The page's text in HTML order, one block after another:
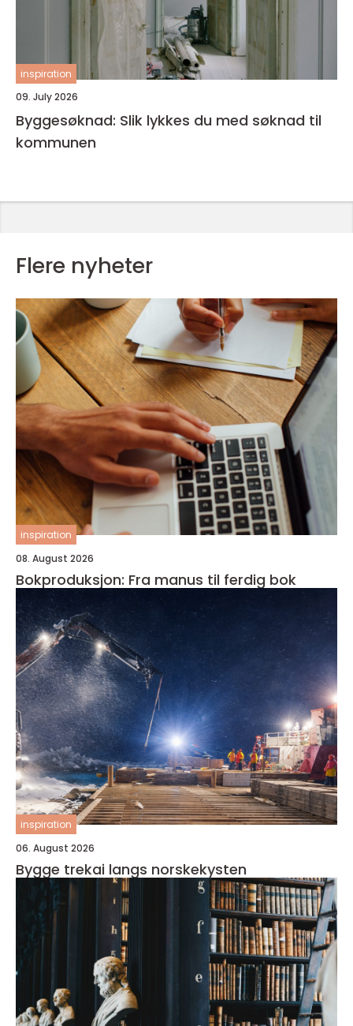
inspiration
09. July 2026
Byggesøknad: Slik lykkes du med søknad til
kommunen
Flere nyheter
inspiration
08. August 2026
Bokproduksjon: Fra manus til ferdig bok
inspiration
06. August 2026
Bygge trekai langs norskekysten